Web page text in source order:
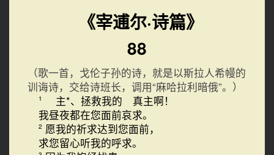
《宰逋尔·诗篇》
88
（歌一首，戈伦子孙的诗，就是以斯拉人希幔的
训诲诗，交给诗班长，调用“麻哈拉利暗俄”。）
1
主*、拯救我的 真主啊！
我昼夜都在您面前哀求。
2 愿我的祈求达到您面前，
求您留心听我的呼求。